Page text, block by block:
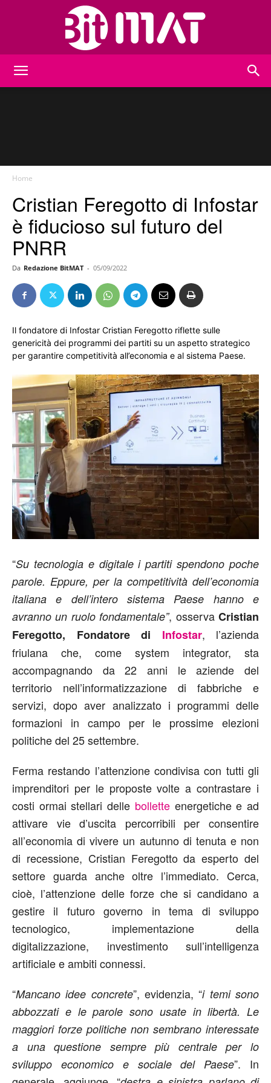
Home
Cristian Feregotto di Infostar
è fiducioso sul futuro del
PNRR
Da Redazione BitMAT - 05/09/2022
Il fondatore di Infostar Cristian Feregotto riflette sulle
genericità dei programmi dei partiti su un aspetto strategico
per garantire competitività all’economia e al sistema Paese.
“Su tecnologia e digitale i partiti spendono poche
parole. Eppure, per la competitività dell’economia
italiana e dell’intero sistema Paese hanno e
avranno un ruolo fondamentale”, osservaCristian
Feregotto, Fondatore di Infostar, l’azienda
friulana che, come system integrator, sta
accompagnando da 22 anni le aziende del
territorio nell’informatizzazione di fabbriche e
servizi, dopo aver analizzato i programmi delle
formazioni in campo per le prossime elezioni
politiche del 25 settembre.
Ferma restando l’attenzione condivisa con tutti gli
imprenditori per le proposte volte a contrastare i
costi ormai stellari delle bolletteenergetiche e ad
attivare vie d’uscita percorribili per consentire
all’economia di vivere un autunno di tenuta e non
di recessione, Cristian Feregotto da esperto del
settore guarda anche oltre l’immediato. Cerca,
cioè, l’attenzione delle forze che si candidano a
gestire il futuro governo in tema di sviluppo
tecnologico, implementazione della
digitalizzazione, investimento sull’intelligenza
artificiale e ambiti connessi.
“Mancano idee concrete”, evidenzia, “i temi sono
abbozzati e le parole sono usate in libertà. Le
maggiori forze politiche non sembrano interessate
a una questione sempre più centrale per lo
sviluppo economico e sociale del Paese”. In